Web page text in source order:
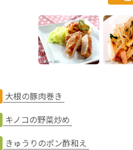
大根の豚肉巻き
キノコの野菜炒め
きゅうりのポン酢和え